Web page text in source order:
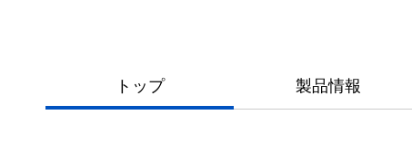
トップ 製品情報